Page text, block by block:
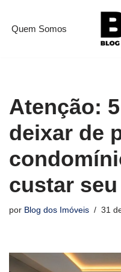
Pular
Quem Somos
Atenção:
deixar de
custar
por Blog dos Imóveis 31